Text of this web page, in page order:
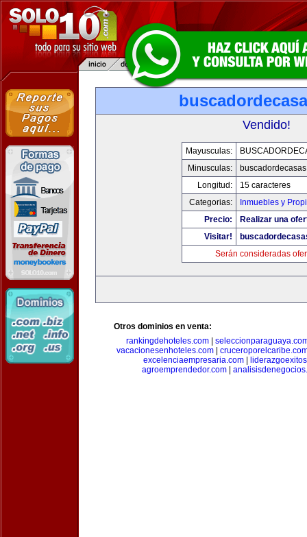
Vendido!
Mayusculas:
Minusculas:
Longitud:
15 caracteres
Categorias:
Inmuebles y
Precio:
Realizar una
Visitar!
Serán consideradas
Otros dominios en venta:
rankingdehoteles.com|
vacacionesenhoteles.com
excelenciaempresaria.com
agroemprendedor.com